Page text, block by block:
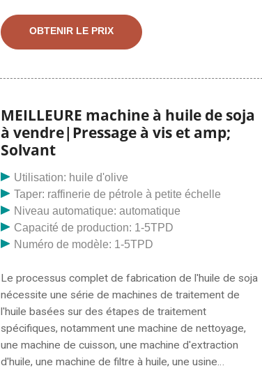
pois/arachide, graines de moutarde, graines de ricin,
haricots de canola, etc. Contrôle des appareils
machine de criblage, cuisson à la vapeur et amp;
etc. Les sous-produits de la presse à huile sont des
résidus de gâteaux et de savon. Le gâteau pourrait
être utilisé comme aliment pour animaux avec nos
OBTENIR LE PRIX
MEILLEURE machine à huile de soja
à vendre|Pressage à vis et amp;
Solvant
Utilisation: huile d'olive
Taper: raffinerie de pétrole à petite échelle
Niveau automatique: automatique
Capacité de production: 1-5TPD
Numéro de modèle: 1-5TPD
Le processus complet de fabrication de l'huile de soja
nécessite une série de machines de traitement de
l'huile basées sur des étapes de traitement
spécifiques, notamment une machine de nettoyage,
une machine de cuisson, une machine d'extraction
d'huile, une machine de filtre à huile, une usine